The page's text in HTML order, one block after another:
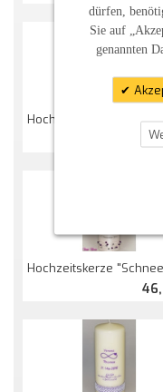
Hochzeitskerze "Symmetrie" Mit
Hochzeitskerze "Schneefall"
dürfen,
Sie auf
genannten